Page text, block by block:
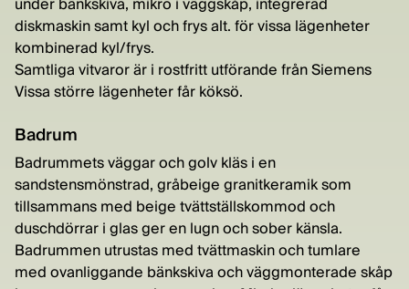
under bänkskiva, mikro i väggskåp, integrerad
diskmaskin samt kyl och frys alt. för vissa lägenheter
kombinerad kyl/frys.
Samtliga vitvaror är i rostfritt utförande från Siemens
Vissa större lägenheter får köksö.
Badrum
Badrummets väggar och golv kläs i en
sandstensmönstrad, gråbeige granitkeramik som
tillsammans med beige tvättställskommod och
duschdörrar i glas ger en lugn och sober känsla.
Badrummen utrustas med tvättmaskin och tumlare
med ovanliggande bänkskiva och väggmonterade skåp